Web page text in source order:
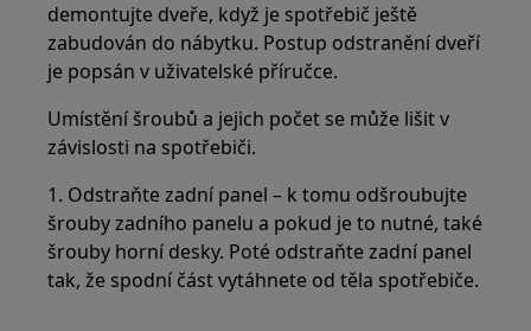
demontujte dveře, když je spotřebič ještě
zabudován do nábytku. Postup odstranění dveří
je popsán v uživatelské příručce.
Umístění šroubů a jejich počet se může lišit v
závislosti na spotřebiči.
1. Odstraňte zadní panel – k tomu odšroubujte
šrouby zadního panelu a pokud je to nutné, také
šrouby horní desky. Poté odstraňte zadní panel
tak, že spodní část vytáhnete od těla spotřebiče.